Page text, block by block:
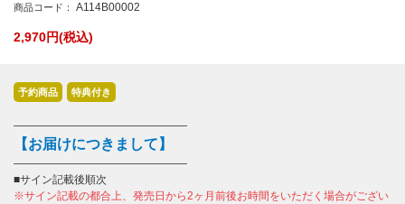
商品コード： A114B00002
2,970円(税込)
予約商品 特典付き
――――――――――――――――
【お届けにつきまして】
――――――――――――――――
■サイン記載後順次
※サイン記載の都合上、発売日から2ヶ月前後お時間をいただく場合がござい